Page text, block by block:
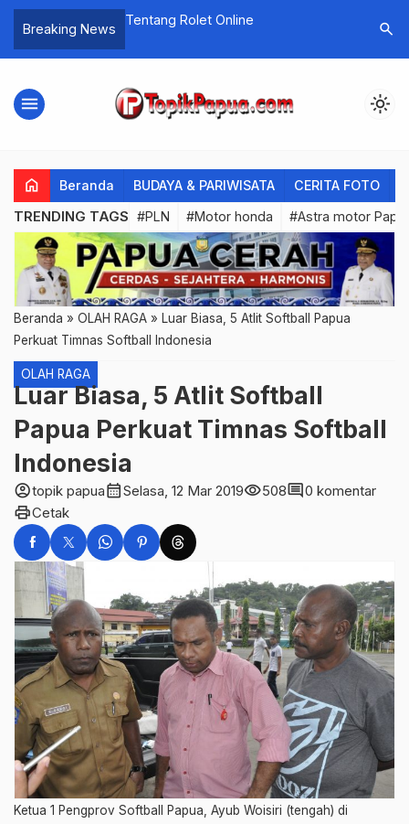
Breaking News
Tentang Rolet Online search
menu light_mode
home Beranda BUDAYA & PARIWISATA CERITA FOTO
TRENDING TAGS #PLN #Motor honda #Astra motor
Beranda » OLAH RAGA » Luar Biasa, 5 Atlit Softball Papua
Perkuat Timnas Softball Indonesia
OLAH RAGA
Luar Biasa, 5 Atlit Softball
Papua Perkuat Timnas Softball
Indonesia
account_circletopik papuacalendar_monthSelasa, 12 Mar 2019visibility508comment0 komentar
printCetak
Ketua 1 Pengprov Softball Papua, Ayub Woisiri (tengah) di